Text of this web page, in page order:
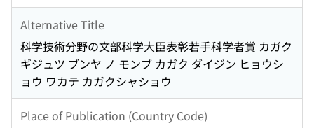
Alternative Title
科学技術分野の文部科学大臣表彰若手科学者賞 カガク
ギジュツ ブンヤ ノ モンブ カガク ダイジン ヒョウシ
ョウ ワカテ カガクシャショウ
Place of Publication (Country Code)